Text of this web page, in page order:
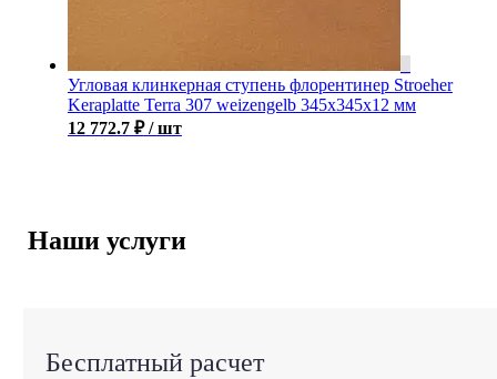
Угловая клинкерная ступень флорентинер Stroeher
Keraplatte Terra 307 weizengelb 345х345х12 мм
12 772.7 ₽ / шт
Наши услуги
Бесплатный расчет